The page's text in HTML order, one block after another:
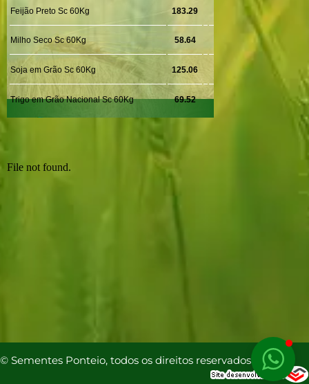
© Sementes Ponteio, todos os direitos reservados